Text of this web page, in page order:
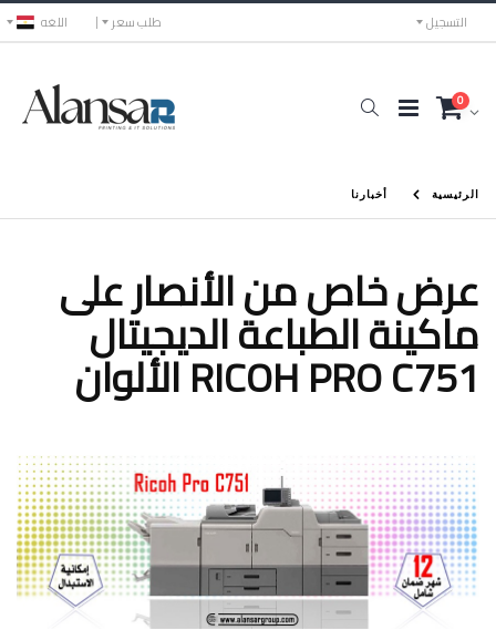
اللغه طلب سعر التسجيل
0
الرئيسية أخبارنا
عرض خاص من الأنصار على
ماكينة الطباعة الديجيتال
الألوان RICOH PRO C751